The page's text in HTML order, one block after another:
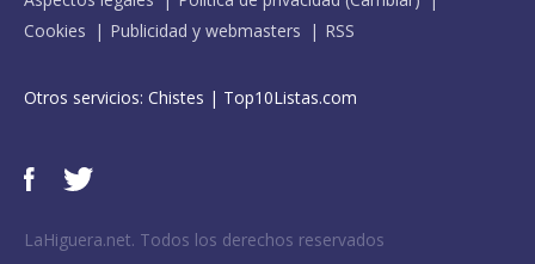
Cookies
Publicidad y webmasters RSS
Otros servicios: Chistes | Top10Listas.com
LaHiguera.net. Todos los derechos reservados